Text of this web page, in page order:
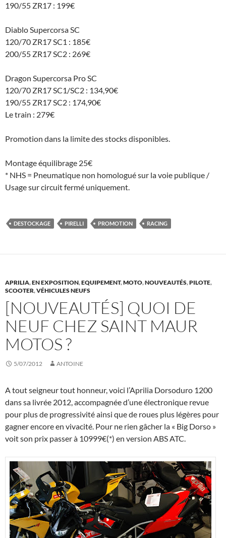
190/55 ZR17 : 199€
Diablo Supercorsa SC
120/70 ZR17 SC1 : 185€
200/55 ZR17 SC2 : 269€
Dragon Supercorsa Pro SC
120/70 ZR17 SC1/SC2 : 134,90€
190/55 ZR17 SC2 : 174,90€
Le train : 279€
Promotion dans la limite des stocks disponibles.
Montage équilibrage 25€
* NHS = Pneumatique non homologué sur la voie publique /
Usage sur circuit fermé uniquement.
DESTOCKAGE PIRELLI PROMOTION RACING
APRILIA,EN EXPOSITION,EQUIPEMENT,MOTO,NOUVEAUTÉS,PILOTE,
SCOOTER,VÉHICULES NEUFS
[NOUVEAUTÉS] QUOI DE
NEUF CHEZ SAINT MAUR
MOTOS ?
5/07/2012 ANTOINE
A tout seigneur tout honneur, voici l’Aprilia Dorsoduro 1200
dans sa livrée 2012, accompagnée d’une électronique revue
pour plus de progressivité ainsi que de roues plus légères pour
gagner encore en vivacité. Pour ne rien gâcher la « Big Dorso »
voit son prix passer à 10999€(*) en version ABS ATC.